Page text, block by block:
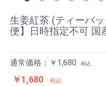
生姜紅茶 (ティーバ
便】日時指定不可 国
通常価格：￥1,680 税込
￥1,680 税込